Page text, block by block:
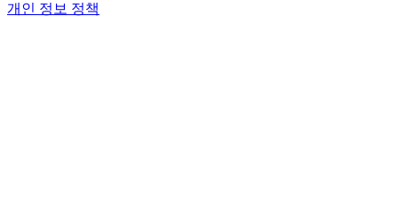
개인 정보 정책